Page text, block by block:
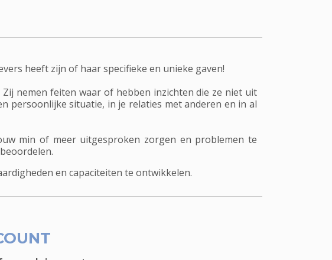
heeft zijn of haar specifieke en unieke gaven!
nemen feiten waar of hebben inzichten die ze niet uit
persoonlijke situatie, in je relaties met anderen en in al
min of meer uitgesproken zorgen en problemen te
en capaciteiten te ontwikkelen.